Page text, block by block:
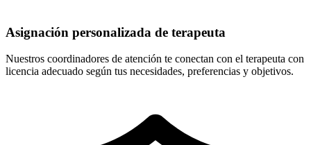
Asignación personalizada de terapeuta
Nuestros coordinadores de atención te conectan con el terapeuta con
licencia adecuado según tus necesidades, preferencias y objetivos.